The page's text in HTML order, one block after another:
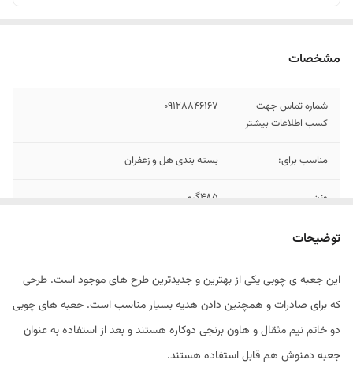
مشخصات
شماره تماس جهت
کسب اطلاعات بیشتر
09128846167
مناسب برای: بسته بندی هل و زعفران
وزن 485گرم
ابعاد
توضیحات
این جعبه ی چوبی یکی از بهترین و جدیدترین طرح های موجود است. طرحی
که برای صادرات و همچنین دادن هدیه بسیار مناسب است. جعبه های چوبی
دو خاتم نیم مثقال و هاون برنجی دوکاره هستند و بعد از استفاده به عنوان
جعبه دمنوش هم قابل استفاده هستند.